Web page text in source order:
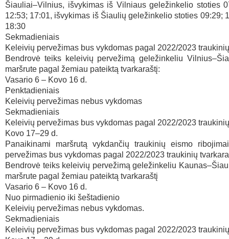
Šiauliai–Vilnius, išvykimas iš Vilniaus geležinkelio stoties
12:53; 17:01, išvykimas iš Šiaulių geležinkelio stoties 09:29;
18:30
Sekmadieniais
Keleivių pervežimas bus vykdomas pagal 2022/2023
Bendrovė teiks keleivių pervežimą geležinkeliu
maršrute pagal žemiau pateiktą tvarkaraštį:
Vasario 6 – Kovo 16 d.
Penktadieniais
Keleivių pervežimas nebus vykdomas
Sekmadieniais
Keleivių pervežimas bus vykdomas pagal 2022/2023
Kovo 17–29 d.
Panaikinami maršrutą vykdančių traukinių eismo
pervežimas bus vykdomas pagal 2022/2023 traukinių
Bendrovė teiks keleivių pervežimą geležinkeliu
maršrute pagal žemiau pateiktą tvarkaraštį
Vasario 6 – Kovo 16 d.
Nuo pirmadienio iki šeštadienio
Keleivių pervežimas nebus vykdomas.
Sekmadieniais
Keleivių pervežimas bus vykdomas pagal 2022/2023